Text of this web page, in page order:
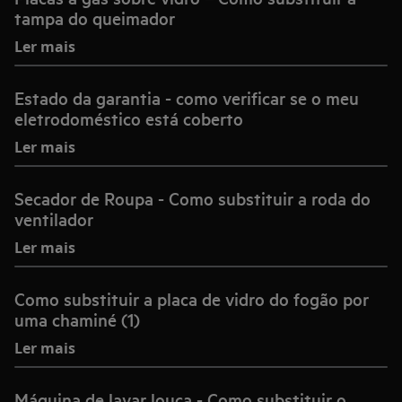
tampa do queimador
Ler mais
Estado da garantia - como verificar se o meu
eletrodoméstico está coberto
Ler mais
Secador de Roupa - Como substituir a roda do
ventilador
Ler mais
Como substituir a placa de vidro do fogão por
uma chaminé (1)
Ler mais